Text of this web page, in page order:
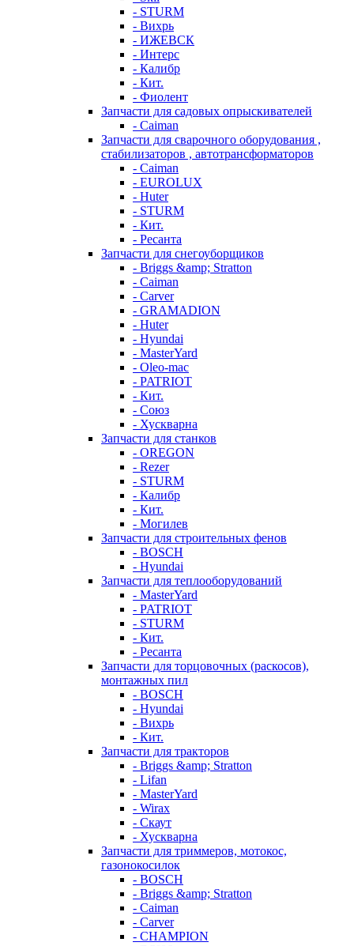
- STURM
- Вихрь
- ИЖЕВСК
- Интерс
- Калибр
- Кит.
- Фиолент
Запчасти для садовых опрыскивателей
- Caiman
Запчасти для сварочного оборудования ,
стабилизаторов , автотрансформаторов
- Caiman
- EUROLUX
- Huter
- STURM
- Кит.
- Ресанта
Запчасти для снегоуборщиков
- Briggs &amp; Stratton
- Caiman
- Carver
- GRAMADION
- Huter
- Hyundai
- MasterYard
- Oleo-mac
- PATRIOT
- Кит.
- Союз
- Хускварна
Запчасти для станков
- OREGON
- Rezer
- STURM
- Калибр
- Кит.
- Могилев
Запчасти для строительных фенов
- BOSCH
- Hyundai
Запчасти для теплооборудований
- MasterYard
- PATRIOT
- STURM
- Кит.
- Ресанта
Запчасти для торцовочных (раскосов),
монтажных пил
- BOSCH
- Hyundai
- Вихрь
- Кит.
Запчасти для тракторов
- Briggs &amp; Stratton
- Lifan
- MasterYard
- Wirax
- Скаут
- Хускварна
Запчасти для триммеров, мотокос,
газонокосилок
- BOSCH
- Briggs &amp; Stratton
- Caiman
- Carver
- CHAMPION